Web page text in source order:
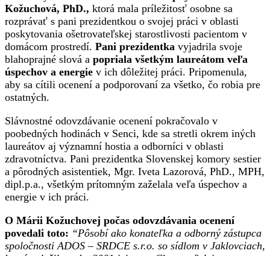
Kožuchová, PhD., ktorá mala príležitosť osobne sa
rozprávať s pani prezidentkou o svojej práci v oblasti
poskytovania ošetrovateľskej starostlivosti pacientom v
domácom prostredí. Pani prezidentka vyjadrila svoje
blahoprajné slová a popriala všetkým laureátom veľa
úspechov a energie v ich dôležitej práci. Pripomenula,
aby sa cítili ocenení a podporovaní za všetko, čo robia pre
ostatných.
Slávnostné odovzdávanie ocenení pokračovalo v
poobedných hodinách v Senci, kde sa stretli okrem iných
laureátov aj významní hostia a odborníci v oblasti
zdravotníctva. Pani prezidentka Slovenskej komory sestier
a pôrodných asistentiek, Mgr. Iveta Lazorová, PhD., MPH,
dipl.p.a., všetkým prítomným zaželala veľa úspechov a
energie v ich práci.
O Márii Kožuchovej počas odovzdávania ocenení
povedali toto: “Pôsobí ako konateľka a odborný zástupca
spoločnosti ADOS – SRDCE s.r.o. so sídlom v Jaklovciach,